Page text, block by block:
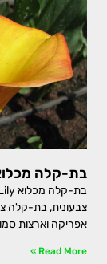
בת-קלה
אפריקה וארצות
Read More »